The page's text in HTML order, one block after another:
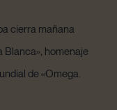
cierra mañana
Blanca», homenaje
de «Omega.